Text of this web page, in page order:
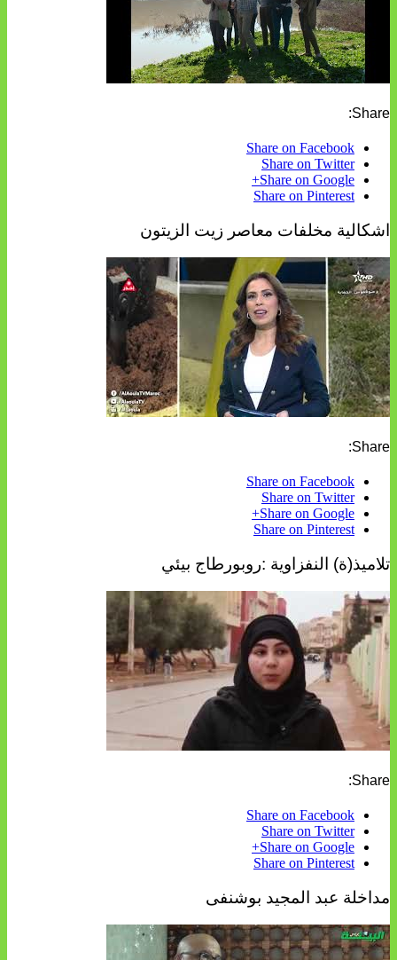
Share:
Share on Facebook
Share on Twitter
Share on Google+
Share on Pinterest
اشكالية مخلفات معاصر زيت الزيتون
Share:
Share on Facebook
Share on Twitter
Share on Google+
Share on Pinterest
تلاميذ(ة) النفزاوية :روبورطاج بيئي
Share:
Share on Facebook
Share on Twitter
Share on Google+
Share on Pinterest
مداخلة عبد المجيد بوشنفى